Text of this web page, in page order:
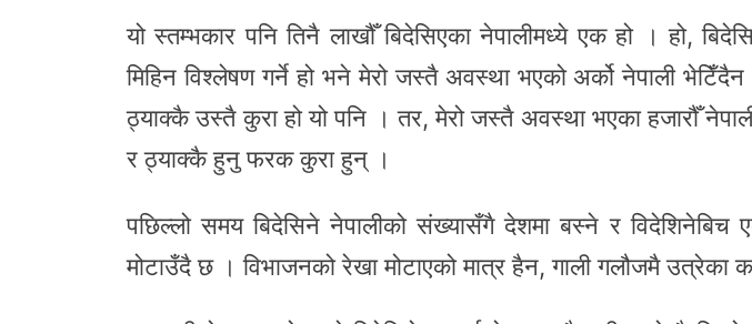
यो स्तम्भकार पनि तिनै लाखौँ बिदेसिएका नेपालीमध्ये एक हो । हो,
मिहिन विश्लेषण गर्ने हो भने मेरो जस्तै अवस्था भएको अर्को नेपाली
ठ्याक्कै उस्तै कुरा हो यो पनि । तर, मेरो जस्तै अवस्था भएका हजारौँ
र ठ्याक्कै हुनु फरक कुरा हुन् ।
पछिल्लो समय बिदेसिने नेपालीको संख्यासँगै देशमा बस्ने र विदेशिनेबिच
मोटाउँदै छ । विभाजनको रेखा मोटाएको मात्र हैन, गाली गलौजमै उत्रेका